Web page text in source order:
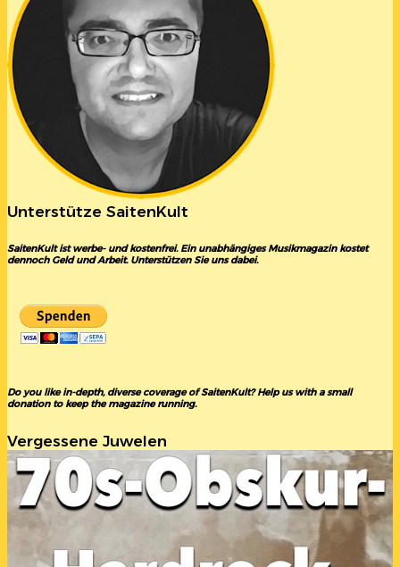
Unterstütze SaitenKult
SaitenKult ist werbe- und kostenfrei. Ein unabhängiges Musikmagazin kostet
dennoch Geld und Arbeit. Unterstützen Sie uns dabei.
Do you like in-depth, diverse coverage of SaitenKult? Help us with a small
donation to keep the magazine running.
Vergessene Juwelen